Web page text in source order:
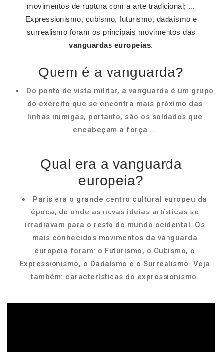
movimentos de ruptura com a arte tradicional; ...
Expressionismo, cubismo, futurismo, dadaísmo e
surrealismo foram os principais movimentos das
vanguardas europeias.
Quem é a vanguarda?
Do ponto de vista militar, a vanguarda é um grupo
do exército que se encontra mais próximo das
linhas inimigas, portanto, são os soldados que
encabeçam a força ...
Qual era a vanguarda
europeia?
Paris era o grande centro cultural europeu da
época, de onde as novas ideias artísticas se
irradiavam para o resto do mundo ocidental. Os
mais conhecidos movimentos da vanguarda
europeia foram: o Futurismo, o Cubismo, o
Expressionismo, o Dadaísmo e o Surrealismo. Veja
também: características do expressionismo.